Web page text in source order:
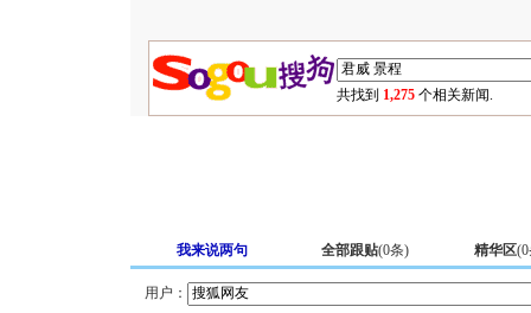
共找到 1,275 个相关新闻.
我来说两句 全部跟贴(0条) 精华区(0
用户：